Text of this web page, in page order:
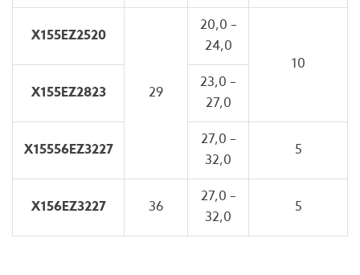
X155EZ2520
29
20,0 –
24,0
10
X155EZ2823
23,0 –
27,0
X15556EZ3227
27,0 –
32,0
5
X156EZ3227 36
27,0 –
32,0
5